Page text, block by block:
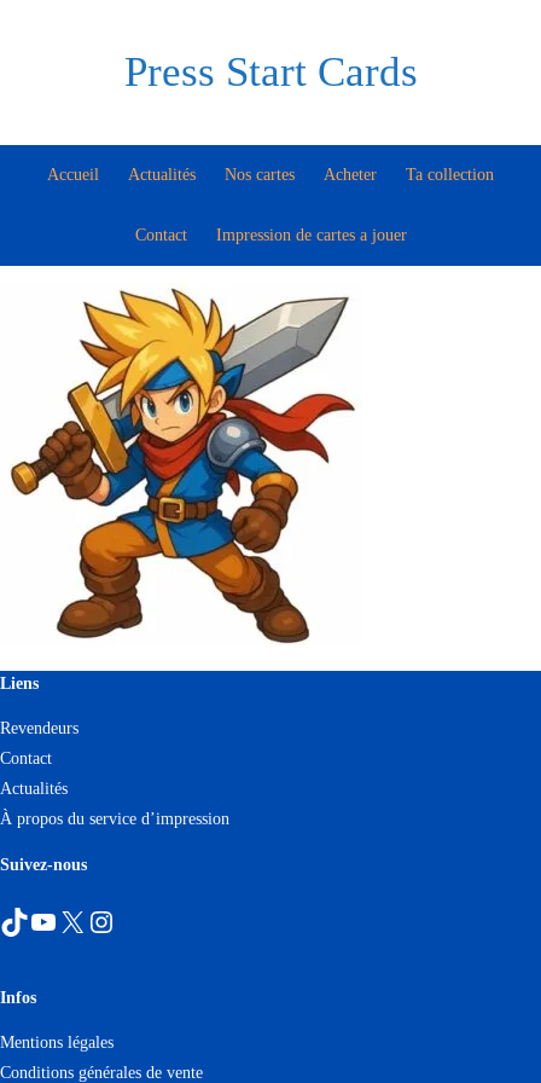
Press Start Cards
Accueil Actualités Nos cartes Acheter Ta collection
Contact Impression de cartes a jouer
Liens
Revendeurs
Contact
Actualités
À propos du service d’impression
Suivez-nous
TikTok
YouTube
X Instagram
Infos
Mentions légales
Conditions générales de vente